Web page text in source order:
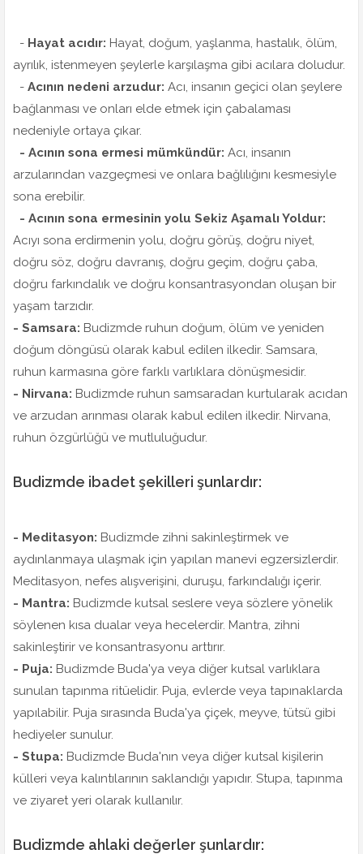
- Hayat acıdır: Hayat, doğum, yaşlanma, hastalık, ölüm,
ayrılık, istenmeyen şeylerle karşılaşma gibi acılara doludur.
- Acının nedeni arzudur: Acı, insanın geçici olan şeylere
bağlanması ve onları elde etmek için çabalaması
nedeniyle ortaya çıkar.
- Acının sona ermesi mümkündür: Acı, insanın
arzularından vazgeçmesi ve onlara bağlılığını kesmesiyle
sona erebilir.
- Acının sona ermesinin yolu Sekiz Aşamalı Yoldur:
Acıyı sona erdirmenin yolu, doğru görüş, doğru niyet,
doğru söz, doğru davranış, doğru geçim, doğru çaba,
doğru farkındalık ve doğru konsantrasyondan oluşan bir
yaşam tarzıdır.
- Samsara: Budizmde ruhun doğum, ölüm ve yeniden
doğum döngüsü olarak kabul edilen ilkedir. Samsara,
ruhun karmasına göre farklı varlıklara dönüşmesidir.
- Nirvana: Budizmde ruhun samsaradan kurtularak acıdan
ve arzudan arınması olarak kabul edilen ilkedir. Nirvana,
ruhun özgürlüğü ve mutluluğudur.
Budizmde ibadet şekilleri şunlardır:
- Meditasyon: Budizmde zihni sakinleştirmek ve
aydınlanmaya ulaşmak için yapılan manevi egzersizlerdir.
Meditasyon, nefes alışverişini, duruşu, farkındalığı içerir.
- Mantra: Budizmde kutsal seslere veya sözlere yönelik
söylenen kısa dualar veya hecelerdir. Mantra, zihni
sakinleştirir ve konsantrasyonu arttırır.
- Puja: Budizmde Buda'ya veya diğer kutsal varlıklara
sunulan tapınma ritüelidir. Puja, evlerde veya tapınaklarda
yapılabilir. Puja sırasında Buda'ya çiçek, meyve, tütsü gibi
hediyeler sunulur.
- Stupa: Budizmde Buda'nın veya diğer kutsal kişilerin
külleri veya kalıntılarının saklandığı yapıdır. Stupa, tapınma
ve ziyaret yeri olarak kullanılır.
Budizmde ahlaki değerler şunlardır: